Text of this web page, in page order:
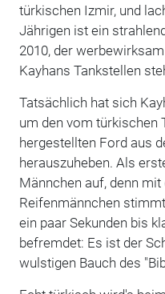
türkischen Izmir, und
Jährigen ist ein
2010, der
Kayhans Tankstellen
Tatsächlich hat sich
um den vom türkischen
hergestellten Ford aus
herauszuheben. Als
Männchen auf, denn
Reifenmännchen
ein paar Sekunden bis
befremdet: Es ist der
wulstigen Bauch des